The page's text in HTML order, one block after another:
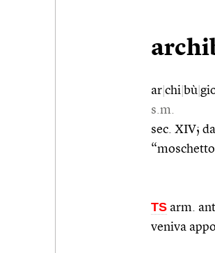
ar chi bù
s.m.
sec. XIV;
TS arm.
veniva